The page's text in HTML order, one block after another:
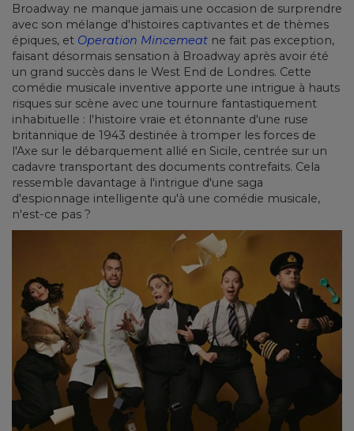
Broadway ne manque jamais une occasion de surprendre
avec son mélange d'histoires captivantes et de thèmes
épiques, et Operation Mincemeat ne fait pas exception,
faisant désormais sensation à Broadway après avoir été
un grand succès dans le West End de Londres. Cette
comédie musicale inventive apporte une intrigue à hauts
risques sur scène avec une tournure fantastiquement
inhabituelle : l'histoire vraie et étonnante d'une ruse
britannique de 1943 destinée à tromper les forces de
l'Axe sur le débarquement allié en Sicile, centrée sur un
cadavre transportant des documents contrefaits. Cela
ressemble davantage à l'intrigue d'une saga
d'espionnage intelligente qu'à une comédie musicale,
n'est-ce pas ?